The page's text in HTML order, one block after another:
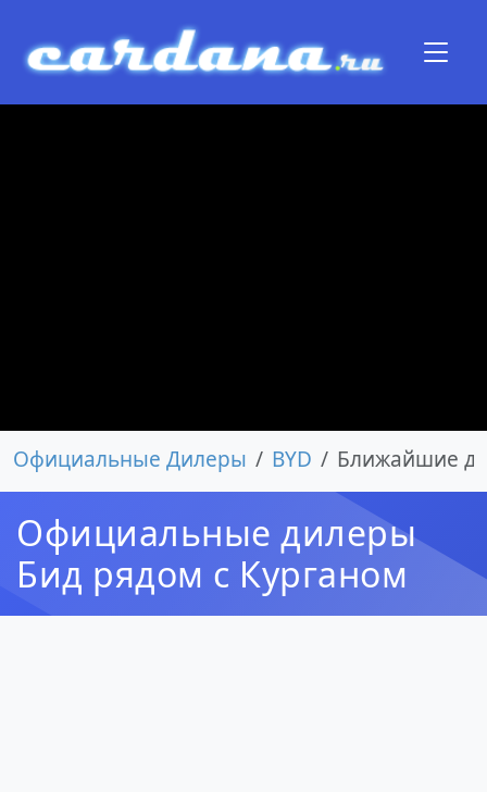
Официальные Дилеры BYD Ближайшие
Официальные дилеры
Бид рядом с Курганом